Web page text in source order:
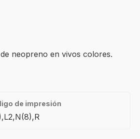
neopreno en vivos colores.
de impresión